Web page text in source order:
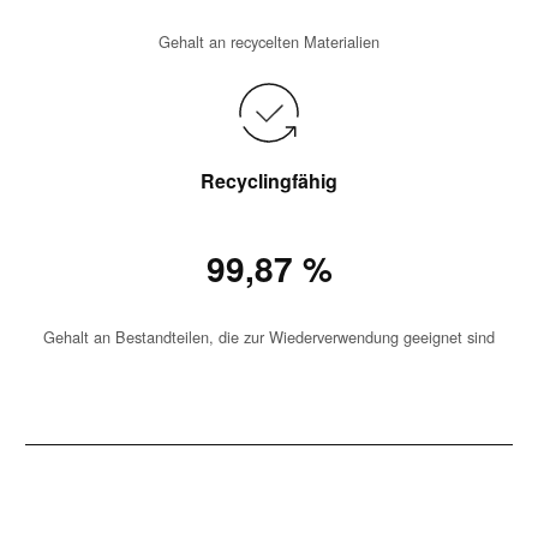
Gehalt an recycelten Materialien
Recyclingfähig
99,87 %
Gehalt an Bestandteilen, die zur Wiederverwendung geeignet sind